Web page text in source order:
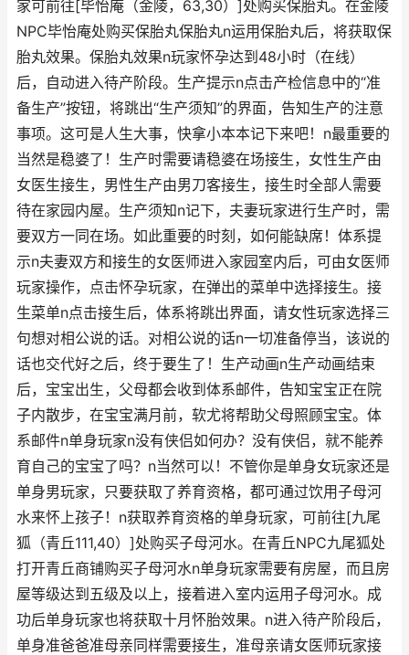
家可前往[毕怡庵（金陵，63,30）]处购买保胎丸。在金陵
NPC毕怡庵处购买保胎丸保胎丸n运用保胎丸后，将获取保
胎丸效果。保胎丸效果n玩家怀孕达到48小时（在线）
后，自动进入待产阶段。生产提示n点击产检信息中的“准
备生产”按钮，将跳出“生产须知”的界面，告知生产的注意
事项。这可是人生大事，快拿小本本记下来吧！n最重要的
当然是稳婆了！生产时需要请稳婆在场接生，女性生产由
女医生接生，男性生产由男刀客接生，接生时全部人需要
待在家园内屋。生产须知n记下，夫妻玩家进行生产时，需
要双方一同在场。如此重要的时刻，如何能缺席！体系提
示n夫妻双方和接生的女医师进入家园室内后，可由女医师
玩家操作，点击怀孕玩家，在弹出的菜单中选择接生。接
生菜单n点击接生后，体系将跳出界面，请女性玩家选择三
句想对相公说的话。对相公说的话n一切准备停当，该说的
话也交代好之后，终于要生了！生产动画n生产动画结束
后，宝宝出生，父母都会收到体系邮件，告知宝宝正在院
子内散步，在宝宝满月前，软尤将帮助父母照顾宝宝。体
系邮件n单身玩家n没有侠侣如何办？没有侠侣，就不能养
育自己的宝宝了吗？n当然可以！不管你是单身女玩家还是
单身男玩家，只要获取了养育资格，都可通过饮用子母河
水来怀上孩子！n获取养育资格的单身玩家，可前往[九尾
狐（青丘111,40）]处购买子母河水。在青丘NPC九尾狐处
打开青丘商铺购买子母河水n单身玩家需要有房屋，而且房
屋等级达到五级及以上，接着进入室内运用子母河水。成
功后单身玩家也将获取十月怀胎效果。n进入待产阶段后，
单身准爸爸准母亲同样需要接生，准母亲请女医师玩家接